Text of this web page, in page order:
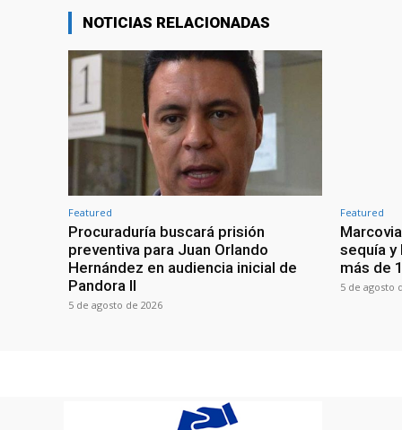
NOTICIAS RELACIONADAS
Featured
Procuraduría buscará prisión
preventiva para Juan Orlando
Hernández en audiencia inicial de
Pandora II
5 de agosto de 2026
Featured
sequía y
más de
5 de agosto